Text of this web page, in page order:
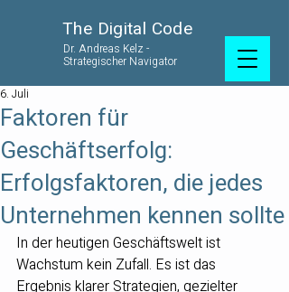
The Digital Code
Dr. Andreas Kelz -
Strategischer Navigator
Faktoren für
Geschäftserfolg:
Erfolgsfaktoren, die jedes
Unternehmen kennen sollte
6. Juli
In der heutigen Geschäftswelt ist
Wachstum kein Zufall. Es ist das
Ergebnis klarer Strategien, gezielter